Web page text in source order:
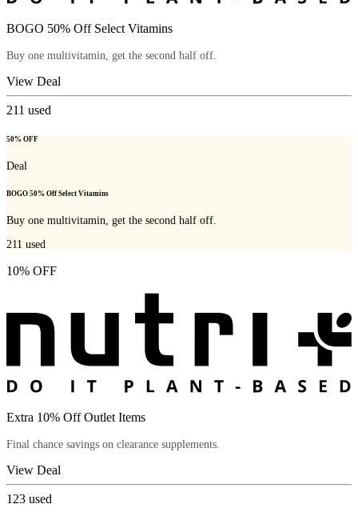
BOGO 50% Off Select Vitamins
Buy one multivitamin, get the second half off.
View Deal
211 used
50% OFF
Deal
BOGO 50% Off Select Vitamins
Buy one multivitamin, get the second half off.
211 used
10% OFF
Extra 10% Off Outlet Items
Final chance savings on clearance supplements.
View Deal
123 used